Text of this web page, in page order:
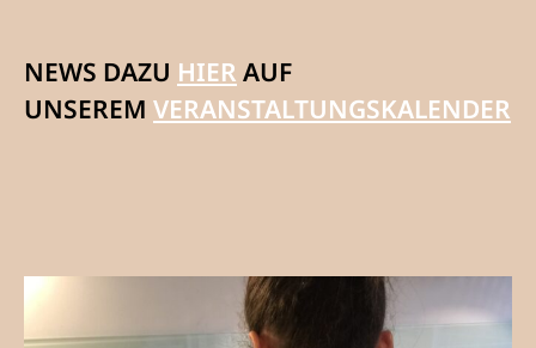
NEWS DAZU HIER AUF
UNSEREM VERANSTALTUNGSKALENDER